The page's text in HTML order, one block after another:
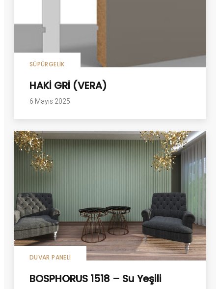
SÜPÜRGELIK
HAKİ GRİ (VERA)
6 Mayıs 2025
DUVAR PANELI
BOSPHORUS 1518 – Su Yeşili